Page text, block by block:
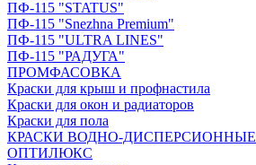
ПФ-115 "STATUS"
ПФ-115 "Snezhna Premium"
ПФ-115 "ULTRA LINES"
ПФ-115 "РАДУГА"
ПРОМФАСОВКА
Краски для крыш и профнастила
Краски для окон и радиаторов
Краски для пола
КРАСКИ ВОДНО-ДИСПЕРСИОННЫЕ
ОПТИЛЮКС